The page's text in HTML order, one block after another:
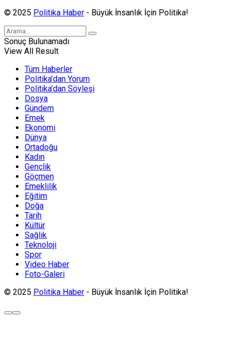
© 2025 Politika Haber - Büyük İnsanlık İçin Politika!
Sonuç Bulunamadı
View All Result
Tüm Haberler
Politika’dan Yorum
Politika’dan Söyleşi
Dosya
Gündem
Emek
Ekonomi
Dünya
Ortadoğu
Kadın
Gençlik
Göçmen
Emeklilik
Eğitim
Doğa
Tarih
Kültür
Sağlık
Teknoloji
Spor
Video Haber
Foto-Galeri
© 2025 Politika Haber - Büyük İnsanlık İçin Politika!